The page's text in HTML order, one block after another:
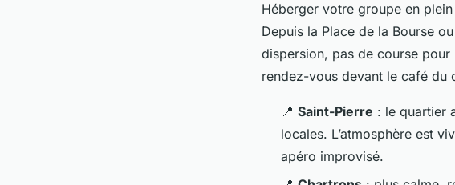
Héberger votre groupe en
Depuis la Place de la Bourse
dispersion, pas de course
rendez-vous devant le café du
📍 Saint-Pierre : le quartier
locales. L’atmosphère est
apéro improvisé.